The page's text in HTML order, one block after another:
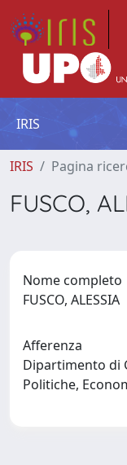
IRIS
IRIS Pagina
FUSCO,
Nome completo
FUSCO, ALESSIA
Afferenza
Dipartimento di
Politiche,